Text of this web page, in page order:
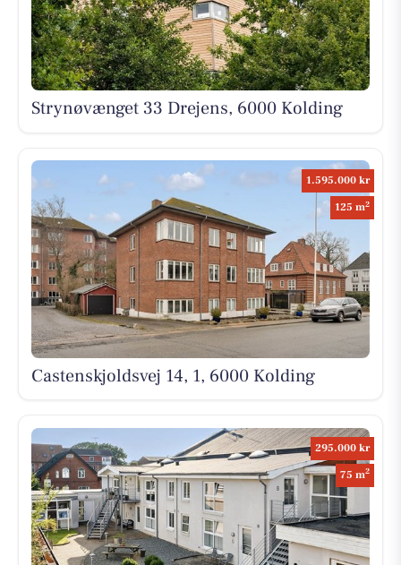
Strynøvænget 33 Drejens, 6000 Kolding
1.595.000 kr
125 m2
Castenskjoldsvej 14, 1, 6000 Kolding
295.000 kr
75 m2